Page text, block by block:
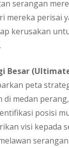
serangan
mereka perisai
kerusakan
Besar
peta
di medan perang,
posisi
visi kepada